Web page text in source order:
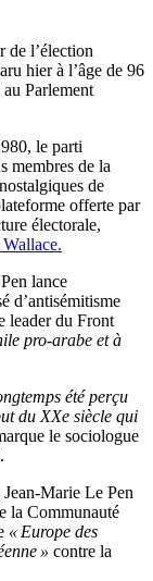
de l’élection
hier à l’âge de 96
Parlement
le parti
membres de la
de
offerte par
électorale,
lance
d’antisémitisme
leader du Front
pro-arabe et à
été perçu
du XXe siècle qui
le sociologue
Jean-Marie Le Pen
la Communauté
« Europe des
» contre la